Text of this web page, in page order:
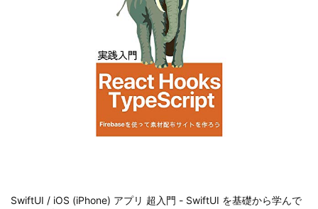
SwiftUI / iOS (iPhone) アプリ 超入門 - SwiftUI を基礎から学んで